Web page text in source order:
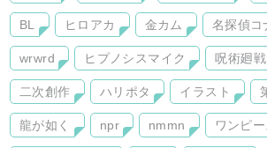
BL ヒロアカ 金カム 名探偵コ
wrwrd ヒプノシスマイク 呪術廻戦
二次創作 ハリポタ イラスト
龍が如く npr nmmn ワンピー